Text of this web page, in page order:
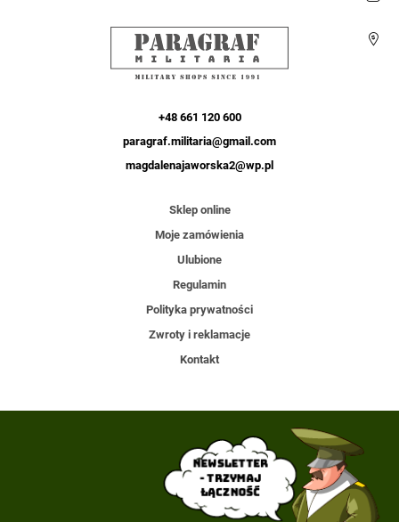
+48 661 120 600
paragraf.militaria@gmail.com
magdalenajaworska2@wp.pl
Sklep online
Moje zamówienia
Ulubione
Regulamin
Polityka prywatności
Zwroty i reklamacje
Kontakt
Newsletter
- trzymaj
łączność